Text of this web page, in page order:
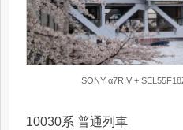
SONY α7RIV +
10030系 普通列車